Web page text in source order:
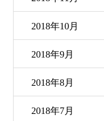
2018年10月
2018年9月
2018年8月
2018年7月